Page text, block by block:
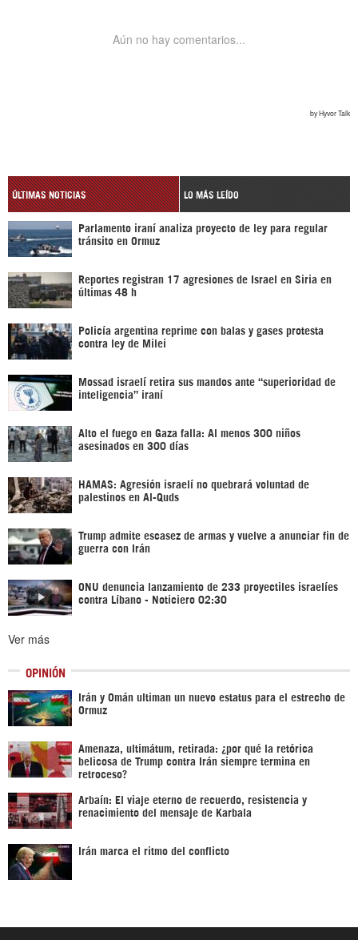
ÚLTIMAS NOTICIAS LO MÁS LEÍDO
Parlamento iraní analiza proyecto de ley para regular
tránsito en Ormuz
Reportes registran 17 agresiones de Israel en Siria en
últimas 48 h
Policía argentina reprime con balas y gases protesta
contra ley de Milei
Mossad israelí retira sus mandos ante “superioridad de
inteligencia” iraní
Alto el fuego en Gaza falla: Al menos 300 niños
asesinados en 300 días
HAMAS: Agresión israelí no quebrará voluntad de
palestinos en Al-Quds
Trump admite escasez de armas y vuelve a anunciar fin de
guerra con Irán
ONU denuncia lanzamiento de 233 proyectiles israelíes
contra Líbano - Noticiero 02:30
Ver más
OPINIÓN
Irán y Omán ultiman un nuevo estatus para el estrecho de
Ormuz
Amenaza, ultimátum, retirada: ¿por qué la retórica
belicosa de Trump contra Irán siempre termina en
retroceso?
Arbaín: El viaje eterno de recuerdo, resistencia y
renacimiento del mensaje de Karbala
Irán marca el ritmo del conflicto